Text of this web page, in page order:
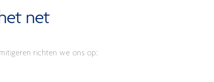
net
richten we ons op: